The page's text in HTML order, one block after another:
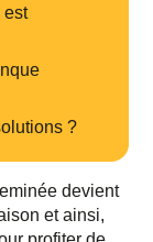
est
?
devient
et ainsi,